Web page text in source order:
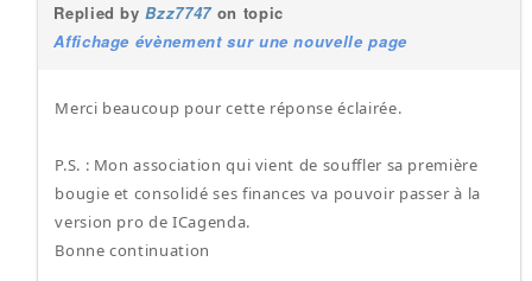
Replied byBzz7747on topic
Affichage évènement sur une nouvelle page
Merci beaucoup pour cette réponse éclairée.
P.S. : Mon association qui vient de souffler sa première
bougie et consolidé ses finances va pouvoir passer à la
version pro de ICagenda.
Bonne continuation